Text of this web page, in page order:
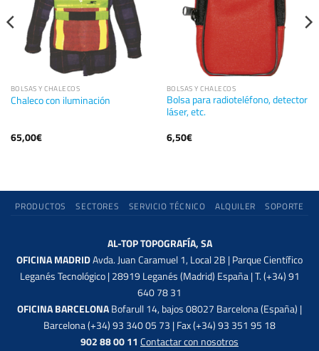
BOLSAS Y CHALECOS
Chaleco con iluminación
65,00€
BOLSAS Y CHALECOS
Bolsa para radioteléfono, detector
láser, etc.
6,50€
PRODUCTOS SECTORES SERVICIO TÉCNICO ALQUILER SOPORTE
AL-TOP TOPOGRAFÍA, SA
OFICINA MADRIDAvda. Juan Caramuel 1, Local 2B | Parque Científico
Leganés Tecnológico | 28919 Leganés (Madrid) España | T. (+34) 91
640 78 31
OFICINA BARCELONABofarull 14, bajos 08027 Barcelona (España) |
Barcelona (+34) 93 340 05 73 | Fax (+34) 93 351 95 18
902 88 00 11 Contactar con nosotros